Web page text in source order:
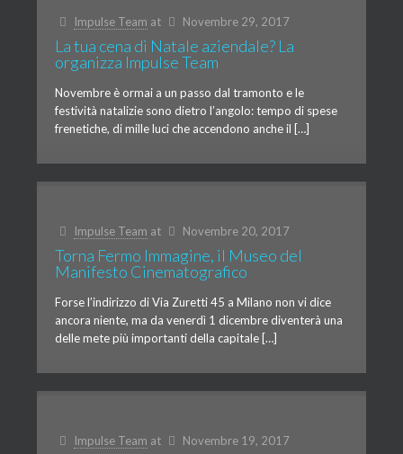
Impulse Team at Novembre 29, 2017
La tua cena di Natale aziendale? La
organizza Impulse Team
Novembre è ormai a un passo dal tramonto e le
festività natalizie sono dietro l’angolo: tempo di spese
frenetiche, di mille luci che accendono anche il […]
Impulse Team at Novembre 20, 2017
Torna Fermo Immagine, il Museo del
Manifesto Cinematografico
Forse l’indirizzo di Via Zuretti 45 a Milano non vi dice
ancora niente, ma da venerdì 1 dicembre diventerà una
delle mete più importanti della capitale […]
Impulse Team at Novembre 19, 2017